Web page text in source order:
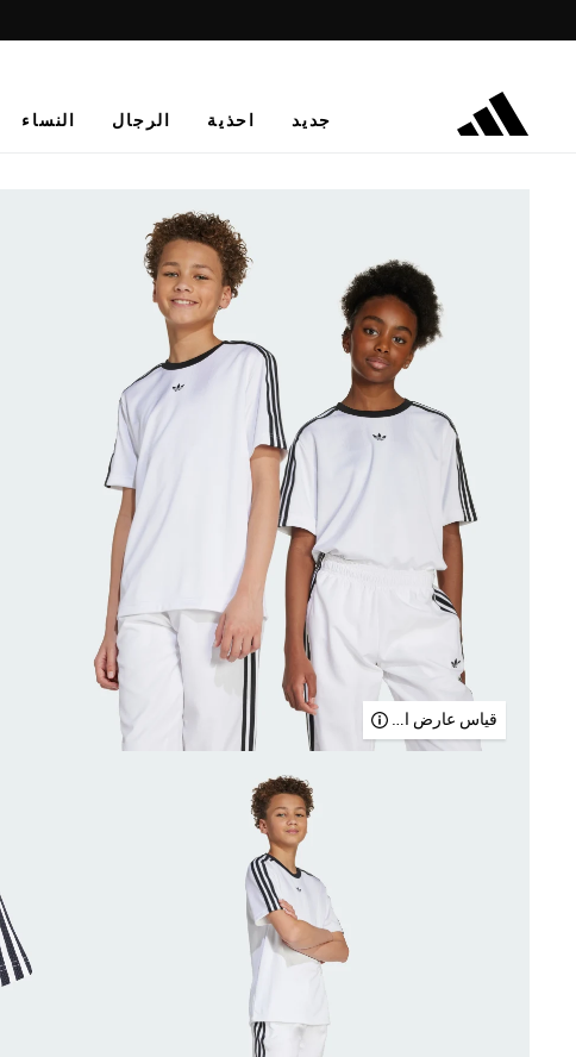
جديد احذية الرجال النساء
قياس عارض الأزياء